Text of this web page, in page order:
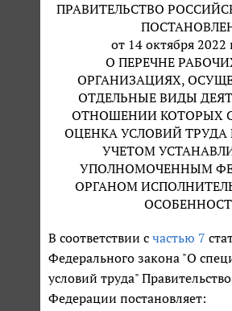
ПРАВИТЕЛЬСТВО
от 14 октября 2022
О ПЕРЕЧНЕ
ОРГАНИЗАЦИЯХ,
ОТДЕЛЬНЫЕ ВИДЫ
ОТНОШЕНИИ КОТОРЫХ
ОЦЕНКА УСЛОВИЙ ТРУДА
УЧЕТОМ
УПОЛНОМОЧЕННЫМ
ОРГАНОМ
В соответствии с частью 7
Федерального закона "О
условий труда"
Федерации постановляет: